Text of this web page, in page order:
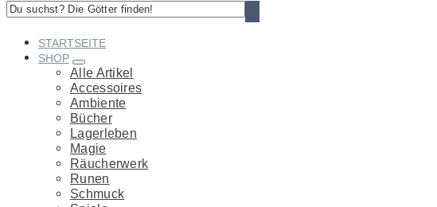
suchst?
STARTSEITE
SHOP
Alle Artikel
Accessoires
Ambiente
Bücher
Lagerleben
Magie
Räucherwerk
Runen
Schmuck